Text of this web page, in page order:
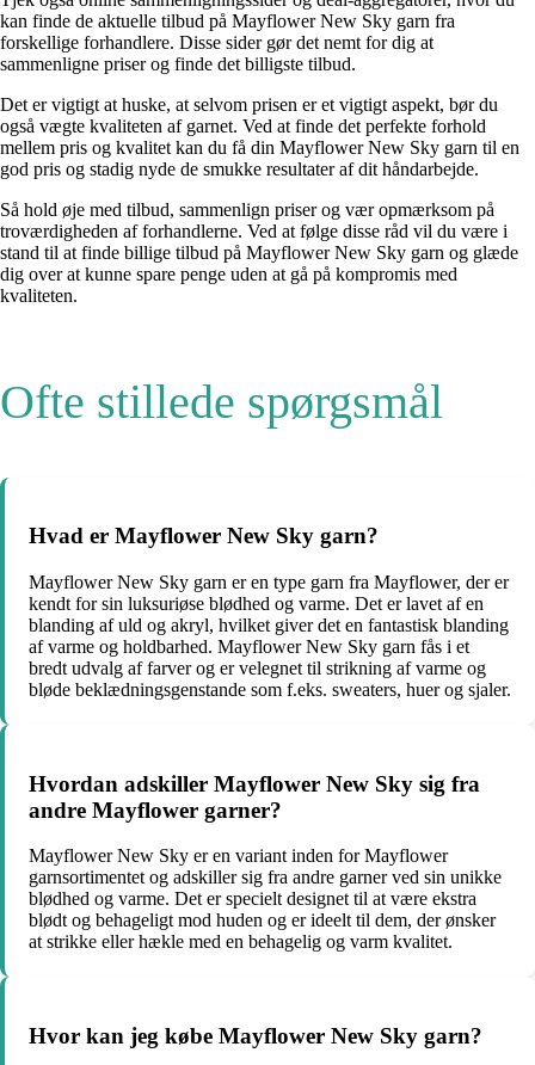
kan finde de aktuelle tilbud på Mayflower New Sky garn fra
forskellige forhandlere. Disse sider gør det nemt for dig at
sammenligne priser og finde det billigste tilbud.
Det er vigtigt at huske, at selvom prisen er et vigtigt aspekt, bør du
også vægte kvaliteten af garnet. Ved at finde det perfekte forhold
mellem pris og kvalitet kan du få din Mayflower New Sky garn til en
god pris og stadig nyde de smukke resultater af dit håndarbejde.
Så hold øje med tilbud, sammenlign priser og vær opmærksom på
troværdigheden af forhandlerne. Ved at følge disse råd vil du være i
stand til at finde billige tilbud på Mayflower New Sky garn og glæde
dig over at kunne spare penge uden at gå på kompromis med
kvaliteten.
Ofte stillede spørgsmål
Hvad er Mayflower New Sky garn?
Mayflower New Sky garn er en type garn fra Mayflower, der er
kendt for sin luksuriøse blødhed og varme. Det er lavet af en
blanding af uld og akryl, hvilket giver det en fantastisk blanding
af varme og holdbarhed. Mayflower New Sky garn fås i et
bredt udvalg af farver og er velegnet til strikning af varme og
bløde beklædningsgenstande som f.eks. sweaters, huer og sjaler.
Hvordan adskiller Mayflower New Sky sig fra
andre Mayflower garner?
Mayflower New Sky er en variant inden for Mayflower
garnsortimentet og adskiller sig fra andre garner ved sin unikke
blødhed og varme. Det er specielt designet til at være ekstra
blødt og behageligt mod huden og er ideelt til dem, der ønsker
at strikke eller hækle med en behagelig og varm kvalitet.
Hvor kan jeg købe Mayflower New Sky garn?